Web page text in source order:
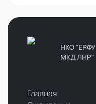
НКО "ЕРФУ
МКД ЛНР"
Главная